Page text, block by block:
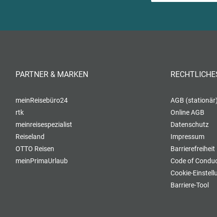
PARTNER & MARKEN
meinReisebüro24
rtk
meinreisespezialist
Reiseland
OTTO Reisen
meinPrimaUrlaub
AGB
Online AGB
Datenschutz
Impressum
Barrierefreiheit
Code of
Cookie-
Barriere-Tool